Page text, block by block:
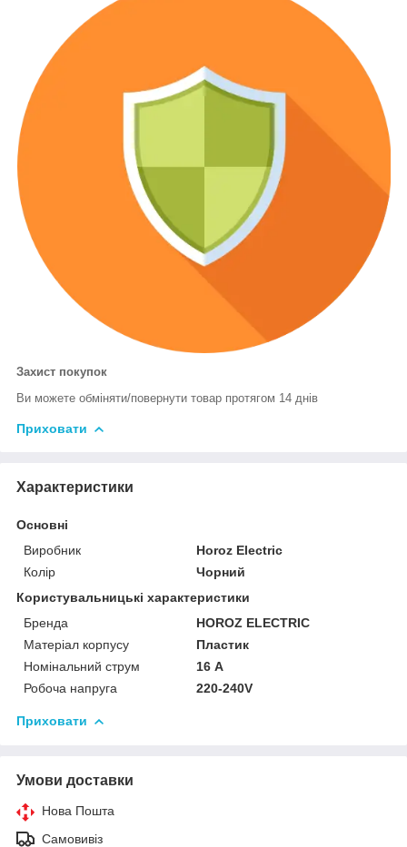
Захист покупок
Ви можете обміняти/повернути товар протягом 14 днів
Приховати
Характеристики
Основні
Виробник
Horoz Electric
Колір
Чорний
Користувальницькі характеристики
Бренда
HOROZ ELECTRIC
Матеріал корпусу
Пластик
Номінальний струм
16 А
Робоча напруга
220-240V
Приховати
Умови доставки
Нова Пошта
Самовивіз